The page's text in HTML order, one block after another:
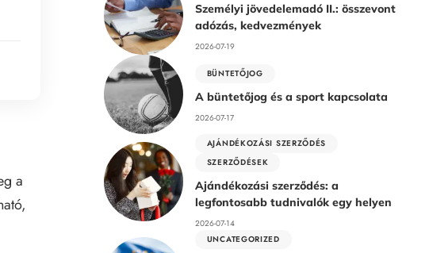
a
Személyi jövedelemadó II.: összevont
adózás, kedvezmények
2026-07-19
BÜNTETŐJOG
A büntetőjog és a sport kapcsolata
2026-07-17
AJÁNDÉKOZÁSI SZERZŐDÉS
SZERZŐDÉSEK
Ajándékozási szerződés: a
legfontosabb tudnivalók egy helyen
2026-07-14
UNCATEGORIZED